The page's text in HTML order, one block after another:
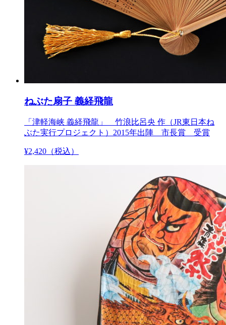
ねぶた扇子 義経飛龍
「津軽海峡 義経飛龍」 竹浪比呂央 作（JR東日本ね
ぶた実行プロジェクト）2015年出陣 市長賞 受賞
¥2,420 （税込）